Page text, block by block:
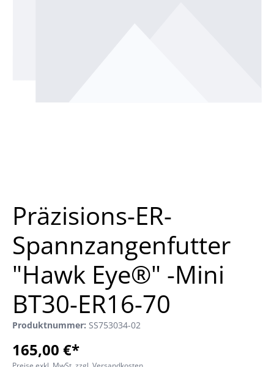
Präzisions-ER-
Spannzangenfutter
"Hawk Eye®" -Mini
BT30-ER16-70
Produktnummer: SS753034-02
165,00 €*